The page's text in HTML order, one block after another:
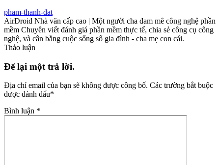
pham-thanh-dat
AirDroid Nhà văn cấp cao | Một người cha đam mê công nghệ phần
mềm Chuyên viết đánh giá phần mềm thực tế, chia sẻ công cụ công
nghệ, và cân bằng cuộc sống số gia đình - cha mẹ con cái.
Thảo luận
Để lại một trả lời.
Địa chỉ email của bạn sẽ không được công bố. Các trường bắt buộc
được đánh dấu*
Bình luận *